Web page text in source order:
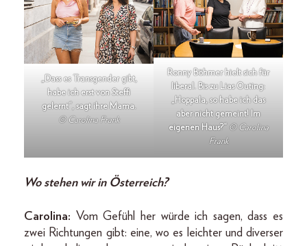
„Dass es Transgender gibt,
habe ich erst von Steffi
gelernt“, sagt ihre Mama.
© Carolina Frank
Ronny Böhmer hielt sich für
liberal. Bis zu Lias Outing:
„Hoppala, so habe ich das
aber nicht gemeint! Im
eigenen Haus?“ © Carolina
Frank
Wo stehen wir in Österreich?
Carolina: Vom Gefühl her würde ich sagen, dass es
zwei Richtungen gibt: eine, wo es leichter und diverser